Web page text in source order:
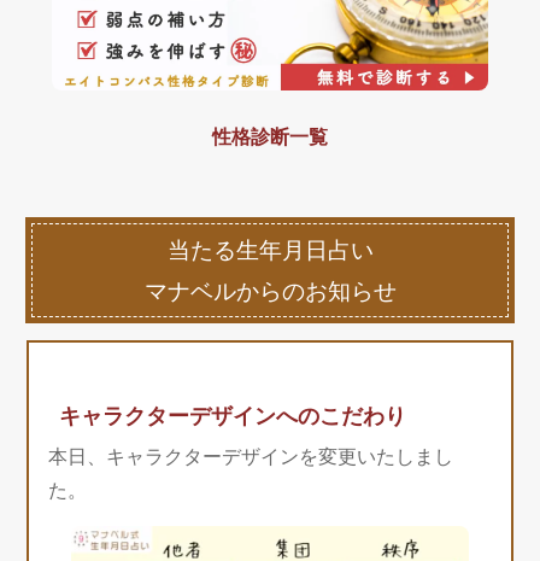
性格診断一覧
当たる生年月日占い
マナベルからのお知らせ
キャラクターデザインへのこだわり
本日、キャラクターデザインを変更いたしまし
た。